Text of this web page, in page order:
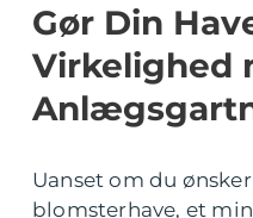
Gør Din
Virkelighed
Uanset om du
blomsterhave, et